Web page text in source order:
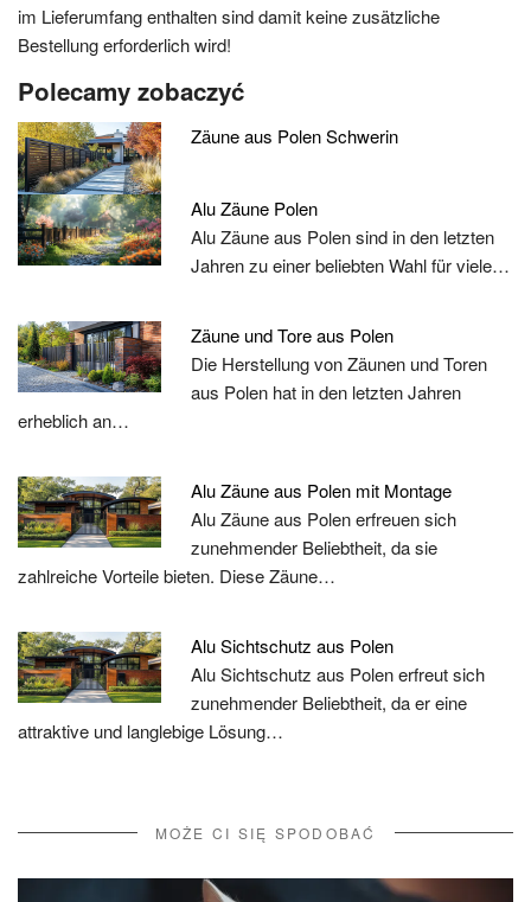
im Lieferumfang enthalten sind damit keine zusätzliche
Bestellung erforderlich wird!
Polecamy zobaczyć
Zäune aus Polen Schwerin
Alu Zäune Polen
Alu Zäune aus Polen sind in den letzten
Jahren zu einer beliebten Wahl für viele…
Zäune und Tore aus Polen
Die Herstellung von Zäunen und Toren
aus Polen hat in den letzten Jahren
erheblich an…
Alu Zäune aus Polen mit Montage
Alu Zäune aus Polen erfreuen sich
zunehmender Beliebtheit, da sie
zahlreiche Vorteile bieten. Diese Zäune…
Alu Sichtschutz aus Polen
Alu Sichtschutz aus Polen erfreut sich
zunehmender Beliebtheit, da er eine
attraktive und langlebige Lösung…
MOŻE CI SIĘ SPODOBAĆ